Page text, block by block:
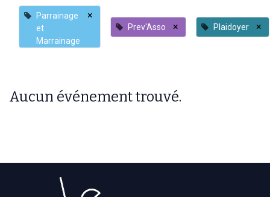
Parrainage
et
Marrainage
×
Prev'Asso × Plaidoyer ×
Aucun événement trouvé.